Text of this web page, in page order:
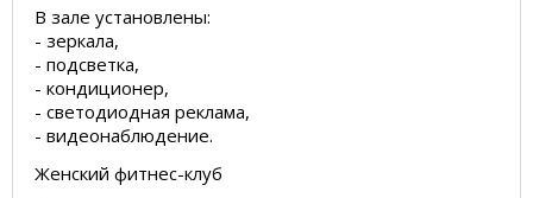
В зале установлены:
- зеркала,
- подсветка,
- кондиционер,
- светодиодная реклама,
- видеонаблюдение.
Женский фитнес-клуб